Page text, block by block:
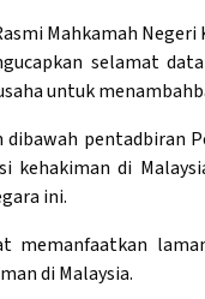
Mahkamah
selamat
untuk
dibawah pentadbiran
kehakiman di
ini.
memanfaatkan
di Malaysia.